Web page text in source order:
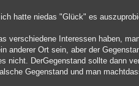
hatte niedas "Glück" es
verschiedene Interessen haben,
anderer Ort sein, aber der
nicht. DerGegenstand sollte dann
Gegenstand und man